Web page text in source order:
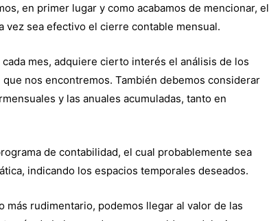
en primer lugar y como acabamos de mencionar, el
vez sea efectivo el cierre contable mensual.
mes, adquiere cierto interés el análisis de los
nos encontremos. También debemos considerar
y las anuales acumuladas, tanto en
de contabilidad, el cual probablemente sea
indicando los espacios temporales deseados.
rudimentario, podemos llegar al valor de las